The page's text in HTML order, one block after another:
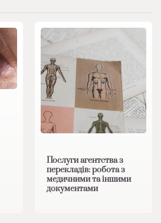
Послуги агентства з
перекладів: робота з
медичними та іншими
документами